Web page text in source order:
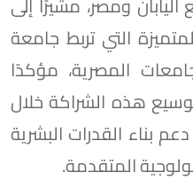
التي تربط جامعة
المصرية، مؤكدًا
هذه الشراكة خلال
بناء القدرات البشرية
المتقدمة.